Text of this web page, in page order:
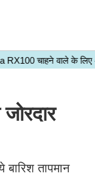
तापमान